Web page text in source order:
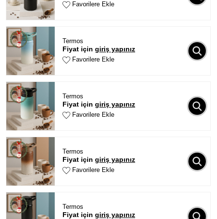
Favorilere Ekle
Termos
Fiyat için giriş yapınız
Favorilere Ekle
Termos
Fiyat için giriş yapınız
Favorilere Ekle
Termos
Fiyat için giriş yapınız
Favorilere Ekle
Termos
Fiyat için giriş yapınız